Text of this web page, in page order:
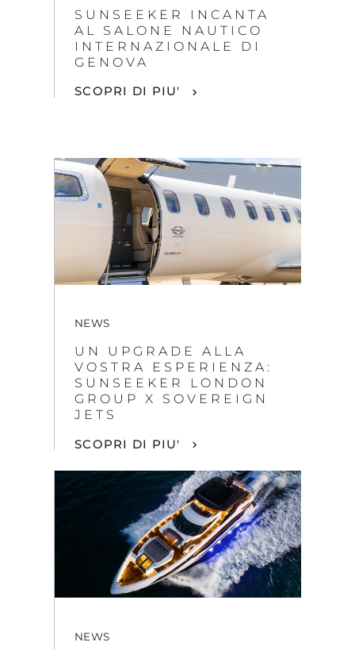
SUNSEEKER INCANTA
AL SALONE NAUTICO
INTERNAZIONALE DI
GENOVA
SCOPRI DI PIU'
NEWS
UN UPGRADE ALLA
VOSTRA ESPERIENZA:
SUNSEEKER LONDON
GROUP X SOVEREIGN
JETS
SCOPRI DI PIU'
NEWS